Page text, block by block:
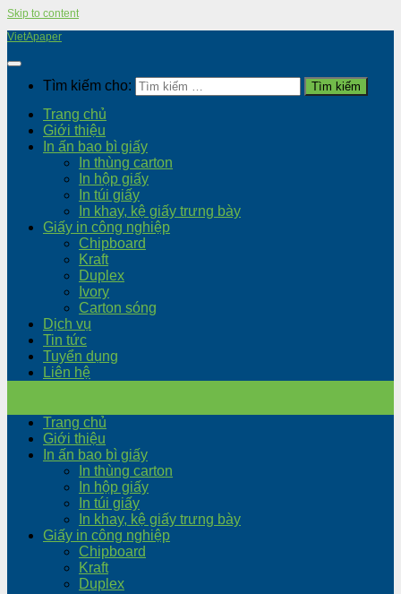
Skip to content
VietApaper
Tìm kiếm cho:
Trang chủ
Giới thiệu
In ấn bao bì giấy
In thùng carton
In hộp giấy
In túi giấy
In khay, kệ giấy trưng bày
Giấy in công nghiệp
Chipboard
Kraft
Duplex
Ivory
Carton sóng
Dịch vụ
Tin tức
Tuyển dụng
Liên hệ
Trang chủ
Giới thiệu
In ấn bao bì giấy
In thùng carton
In hộp giấy
In túi giấy
In khay, kệ giấy trưng bày
Giấy in công nghiệp
Chipboard
Kraft
Duplex